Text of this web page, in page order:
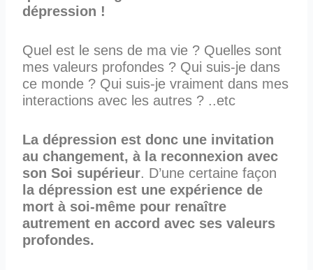
dépression !
Quel est le sens de ma vie ? Quelles sont
mes valeurs profondes ? Qui suis-je dans
ce monde ? Qui suis-je vraiment dans mes
interactions avec les autres ? ..etc
La dépression est donc une invitation
au changement, à la reconnexion avec
son Soi supérieur. D’une certaine façon
la dépression est une expérience de
mort à soi-même pour renaître
autrement en accord avec ses valeurs
profondes.